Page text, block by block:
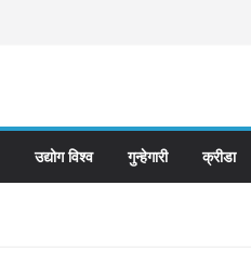
उद्योग विश्व गुन्हेगारी क्रीडा